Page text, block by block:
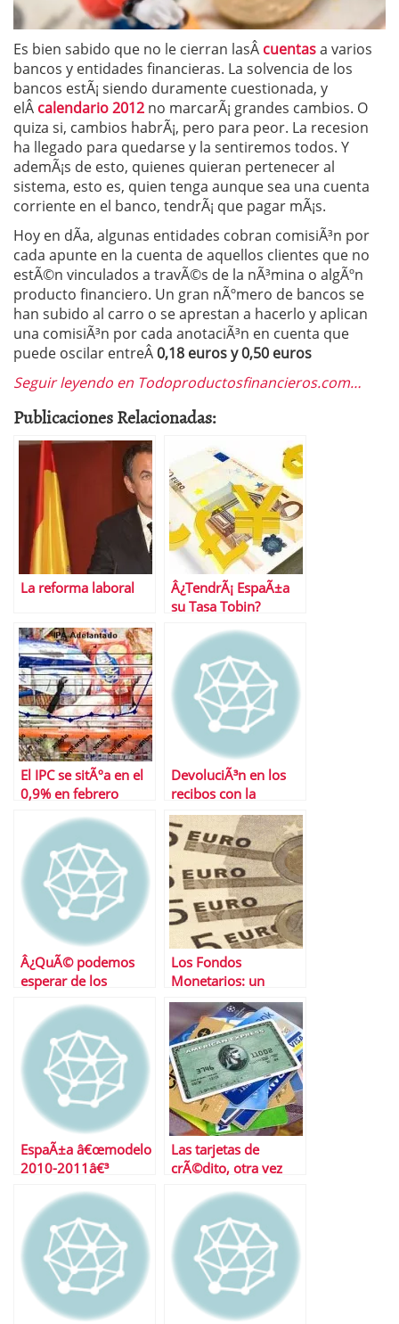
Es bien sabido que no le cierran lasÂ cuentasa varios
bancos y entidades financieras. La solvencia de los
bancos estÃ¡ siendo duramente cuestionada, y
elÂ calendario 2012 no marcarÃ¡ grandes cambios. O
quiza si, cambios habrÃ¡, pero para peor. La recesion
ha llegado para quedarse y la sentiremos todos. Y
ademÃ¡s de esto, quienes quieran pertenecer al
sistema, esto es, quien tenga aunque sea una cuenta
corriente en el banco, tendrÃ¡ que pagar mÃ¡s.
Hoy en dÃ­a, algunas entidades cobran comisiÃ³n por
cada apunte en la cuenta de aquellos clientes que no
estÃ©n vinculados a travÃ©s de la nÃ³mina o algÃºn
producto financiero. Un gran nÃºmero de bancos se
han subido al carro o se aprestan a hacerlo y aplican
una comisiÃ³n por cada anotaciÃ³n en cuenta que
puede oscilar entreÂ0,18 euros y 0,50 euros
Seguir leyendo en Todoproductosfinancieros.com…
Publicaciones Relacionadas:
La reforma laboral
Â¿TendrÃ¡ EspaÃ±a
su Tasa Tobin?
El IPC se sitÃºa en el
0,9% en febrero
DevoluciÃ³n en los
recibos con la
nÃ³mina
Â¿QuÃ© podemos
esperar de los
semana?
Los Fondos
Monetarios: un
negocio solo para la
gestora
EspaÃ±a â€œmodelo
2010-2011â€³
Las tarjetas de
crÃ©dito, otra vez